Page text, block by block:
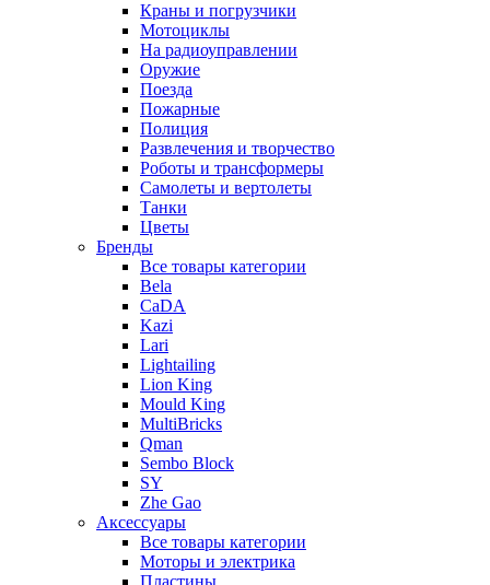
Краны и погрузчики
Мотоциклы
На радиоуправлении
Оружие
Поезда
Пожарные
Полиция
Развлечения и творчество
Роботы и трансформеры
Самолеты и вертолеты
Танки
Цветы
Бренды
Все товары категории
Bela
CaDA
Kazi
Lari
Lightailing
Lion King
Mould King
MultiBricks
Qman
Sembo Block
SY
Zhe Gao
Аксессуары
Все товары категории
Моторы и электрика
Пластины